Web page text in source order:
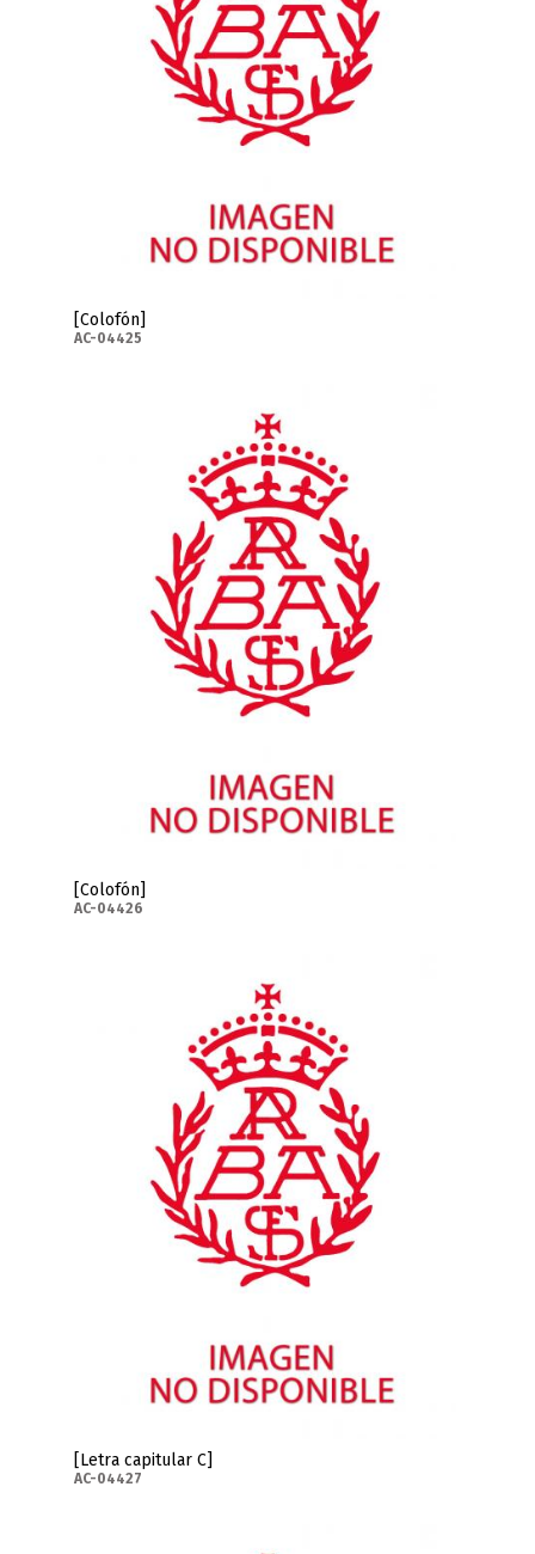
[Colofón]
AC-04425
[Colofón]
AC-04426
[Letra capitular C]
AC-04427